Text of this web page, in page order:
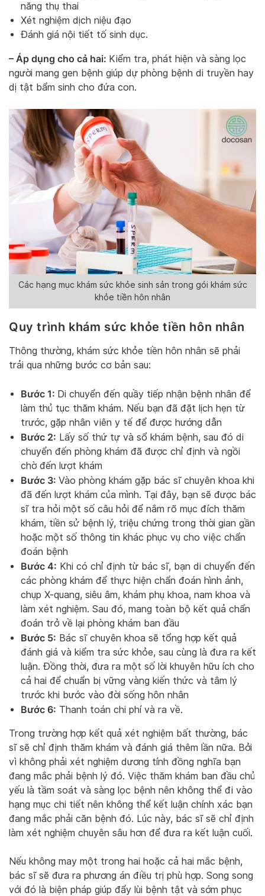
năng thụ thai
Xét nghiệm dịch niệu đạo
Đánh giá nội tiết tố sinh dục.
– Áp dụng cho cả hai: Kiểm tra, phát hiện và sàng lọc
người mang gen bệnh giúp dự phòng bệnh di truyền hay
dị tật bẩm sinh cho đứa con.
Các hạng mục khám sức khỏe sinh sản trong gói khám sức
khỏe tiền hôn nhân
Quy trình khám sức khỏe tiền hôn nhân
Thông thường, khám sức khỏe tiền hôn nhân sẽ phải
trải qua những bước cơ bản sau:
Bước 1: Di chuyển đến quầy tiếp nhận bệnh nhân để
làm thủ tục thăm khám. Nếu bạn đã đặt lịch hẹn từ
trước, gặp nhân viên y tế để được hướng dẫn
Bước 2: Lấy số thứ tự và sổ khám bệnh, sau đó di
chuyển đến phòng khám đã được chỉ định và ngồi
chờ đến lượt khám
Bước 3: Vào phòng khám gặp bác sĩ chuyên khoa khi
đã đến lượt khám của mình. Tại đây, bạn sẽ được bác
sĩ tra hỏi một số câu hỏi để nắm rõ mục đích thăm
khám, tiền sử bệnh lý, triệu chứng trong thời gian gần
hoặc một số thông tin khác phục vụ cho việc chẩn
đoán bệnh
Bước 4: Khi có chỉ định từ bác sĩ, bạn di chuyển đến
các phòng khám để thực hiện chẩn đoán hình ảnh,
chụp X-quang, siêu âm, khám phụ khoa, nam khoa và
làm xét nghiệm. Sau đó, mang toàn bộ kết quả chẩn
đoán trở về lại phòng khám ban đầu
Bước 5: Bác sĩ chuyên khoa sẽ tổng hợp kết quả
đánh giá và kiểm tra sức khỏe, sau cùng là đưa ra kết
luận. Đồng thời, đưa ra một số lời khuyên hữu ích cho
cả hai để chuẩn bị vững vàng kiến thức và tâm lý
trước khi bước vào đời sống hôn nhân
Bước 6: Thanh toán chi phí và ra về.
Trong trường hợp kết quả xét nghiệm bất thường, bác
sĩ sẽ chỉ định thăm khám và đánh giá thêm lần nữa. Bởi
vì không phải xét nghiệm dương tính đồng nghĩa bạn
đang mắc phải bệnh lý đó. Việc thăm khám ban đầu chủ
yếu là tầm soát và sàng lọc bệnh nên không thể đi vào
hạng mục chi tiết nên không thể kết luận chính xác bạn
đang mắc phải căn bệnh đó. Lúc này, bác sĩ sẽ chỉ định
làm xét nghiệm chuyên sâu hơn để đưa ra kết luận cuối.
Nếu không may một trong hai hoặc cả hai mắc bệnh,
bác sĩ sẽ đưa ra phương án điều trị phù hợp. Song song
với đó là biện pháp giúp đẩy lùi bệnh tật và sớm phục